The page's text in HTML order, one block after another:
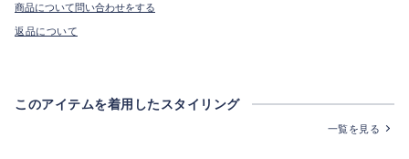
商品について問い合わせをする
返品について
このアイテムを着用したスタイリング
一覧を見る